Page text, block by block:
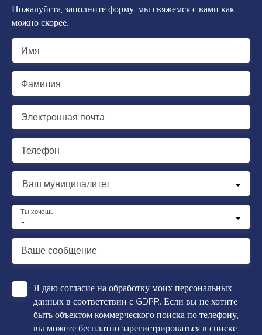
Пожалуйста, заполните форму, мы свяжемся с вами как
можно скорее.
Имя
Фамилия
Электронная почта
Телефон
Ваш муниципалитет
-
Ты хочешь
Ваше сообщение
Я даю согласие на обработку моих персональных
данных в соответствии с GDPR. Если вы не хотите
быть объектом коммерческого поиска по телефону,
вы можете бесплатно зарегистрироваться в списке